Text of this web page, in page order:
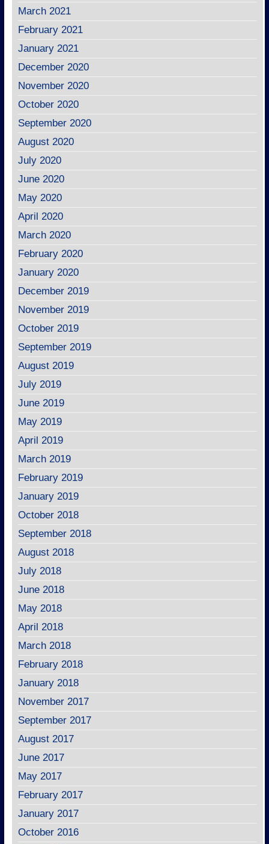
March 2021
February 2021
January 2021
December 2020
November 2020
October 2020
September 2020
August 2020
July 2020
June 2020
May 2020
April 2020
March 2020
February 2020
January 2020
December 2019
November 2019
October 2019
September 2019
August 2019
July 2019
June 2019
May 2019
April 2019
March 2019
February 2019
January 2019
October 2018
September 2018
August 2018
July 2018
June 2018
May 2018
April 2018
March 2018
February 2018
January 2018
November 2017
September 2017
August 2017
June 2017
May 2017
February 2017
January 2017
October 2016